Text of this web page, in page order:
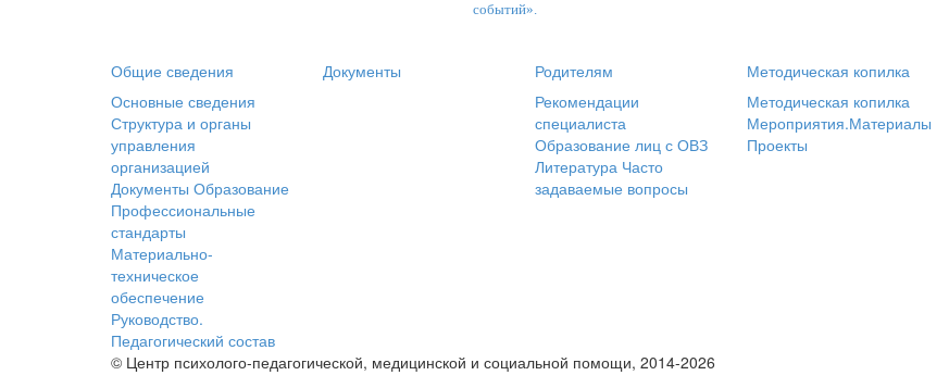
событий».
Общие сведения
Основные сведения
Структура и органы
управления
организацией
Документы Образование
Профессиональные
стандарты
Материально-
техническое
обеспечение
Руководство.
Педагогический состав
Документы
Родителям
Рекомендации
специалиста
Образование лиц с ОВЗ
Литература Часто
задаваемые вопросы
Методическая копилка
Методическая копилка
Мероприятия.Материалы
Проекты
© Центр психолого-педагогической, медицинской и социальной помощи, 2014-2026